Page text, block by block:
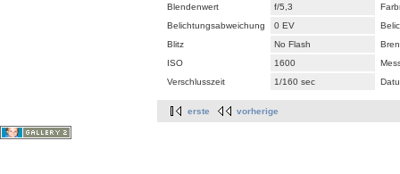
Blendenwert
f/5,3
Belichtungsabweichung
0 EV
Blitz
No Flash
ISO
1600
Verschlusszeit
1/160 sec
erste vorherige